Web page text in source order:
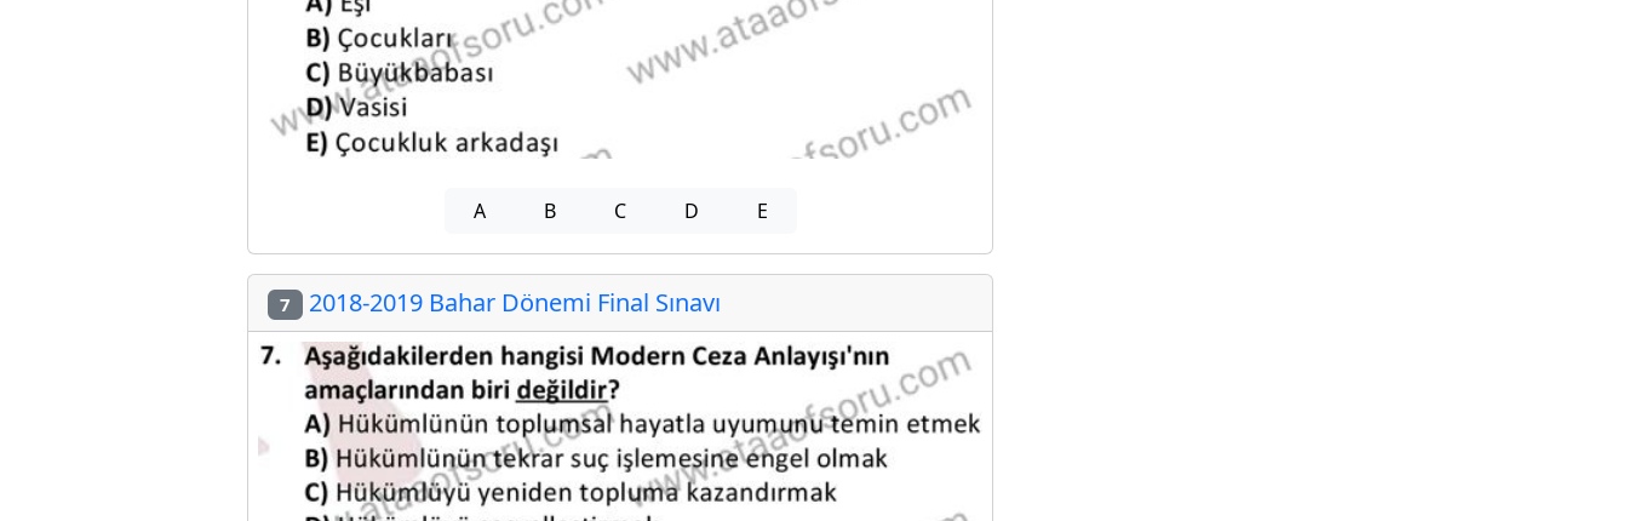
A B C D E
7 2018-2019 Bahar Dönemi Final Sınavı